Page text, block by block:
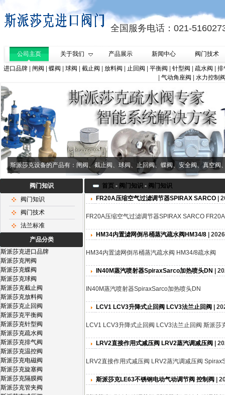
全国服务电话：021-
公司主页 关于我们 产品展示 新闻中心 阀门技术
进口品牌 闸阀 蝶阀 球阀 截止阀 放料阀 止回阀 平衡阀 针型阀 疏水阀
排
气动角座阀 水力控制
斯派莎克设备的产品有：闸阀、截止阀、球阀、止回阀、蝶阀、安全阀、真空阀
阀门知识
阀门知识
阀门技术
法兰标准
产品分类
斯派莎克进口品牌
斯派莎克闸阀
斯派莎克蝶阀
斯派莎克球阀
斯派莎克截止阀
斯派莎克放料阀
斯派莎克止回阀
斯派莎克平衡阀
斯派莎克针型阀
斯派莎克疏水阀
斯派莎克排气阀
斯派莎克温控阀
斯派莎克电磁阀
斯派莎克旋塞阀
斯派莎克隔膜阀
斯派莎克管夹阀
首页 - 阀门知识 - 阀门知识
FR20A压缩空气过滤调节器SPIRAX SARCO|
FR20A压缩空气过滤调节器SPIRAX SARCO
HM34内置滤网倒吊桶蒸汽疏水阀HM34/8|
HM34内置滤网倒吊桶蒸汽疏水阀 HM34/8疏水阀
IN40M蒸汽喷射器SpiraxSarco加热喷头DN |
IN40M蒸汽喷射器SpiraxSarco加热喷头DN
LCV1 LCV3升降式止回阀 LCV3法兰止回阀 |
LCV1 LCV3升降式止回阀 LCV3法兰止回阀 斯派莎
LRV2直接作用式减压阀 LRV2蒸汽调减压阀 |
LRV2直接作用式减压阀 LRV2蒸汽调减压阀
斯派莎克LE63不锈钢电动气动调节阀 控制阀 |